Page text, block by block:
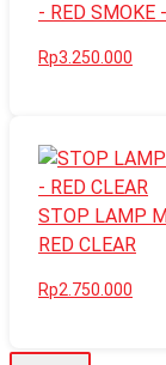
- RED SMOKE
Rp3.250.000
STOP LAMP
RED CLEAR
Rp2.750.000